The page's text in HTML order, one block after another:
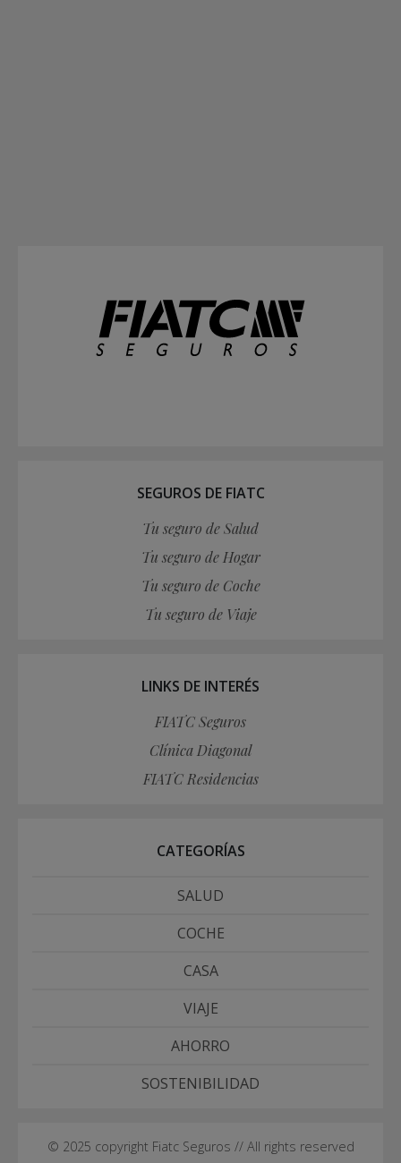
SEGUROS DE FIATC
Tu seguro de Salud
Tu seguro de Hogar
Tu seguro de Coche
Tu seguro de Viaje
LINKS DE INTERÉS
FIATC Seguros
Clínica Diagonal
FIATC Residencias
CATEGORÍAS
SALUD
COCHE
CASA
VIAJE
AHORRO
SOSTENIBILIDAD
© 2025 copyright Fiatc Seguros // All rights reserved